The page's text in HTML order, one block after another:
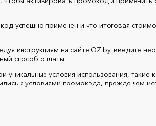
успешно применен и что итоговая
инструкциям на сайте OZ.by, введите
способ оплаты.
условия использования, такие
с условиями промокода, прежде чем